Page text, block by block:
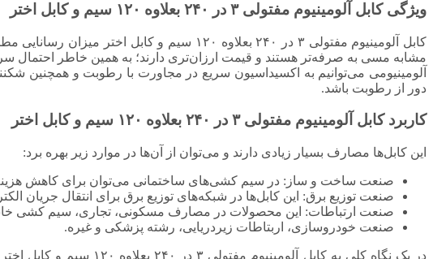
ویژگی‌ کابل آلومینیوم مفتولی ۳ در ۲۴۰ بعلاوه ۱۲۰ سیم و کابل اختر
کابل آلومینیوم مفتولی ۳ در ۲۴۰ بعلاوه ۱۲۰
مشابه مسی به صرفه‌تر هستند و قیمت ارزان‌تری دارند؛ به همین خاطر احتمال
آلومینیومی می‌توانیم به اکسیداسیون سریع در مجاورت با رطوبت و همچنین
دور از رطوبت باشد.
کاربرد کابل آلومینیوم مفتولی ۳ در ۲۴۰ بعلاوه ۱۲۰ سیم و کابل اختر
این کابل‌ها مصارف بسیار زیادی دارند و می‌توان از آن‌ها در موارد زیر بهره برد:
صنعت ساخت و ساز: در سیم کشی‌های ساختمانی می‌توان برای کاهش
صنعت توزیع برق: این کابل‌ها در شبکه‌های توزیع برق برای انتقال جریان
صنعت ارتباطات: این محصولات در مصارف مسکونی، تجاری، سیم کشی
صنعت خودروسازی، اربتاطات زیردریایی، رشته پزشکی و غیره.
در یک نگاه کلی به کابل